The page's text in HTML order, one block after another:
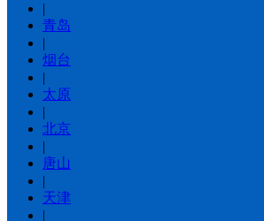
|
青岛
|
烟台
|
太原
|
北京
|
唐山
|
天津
|